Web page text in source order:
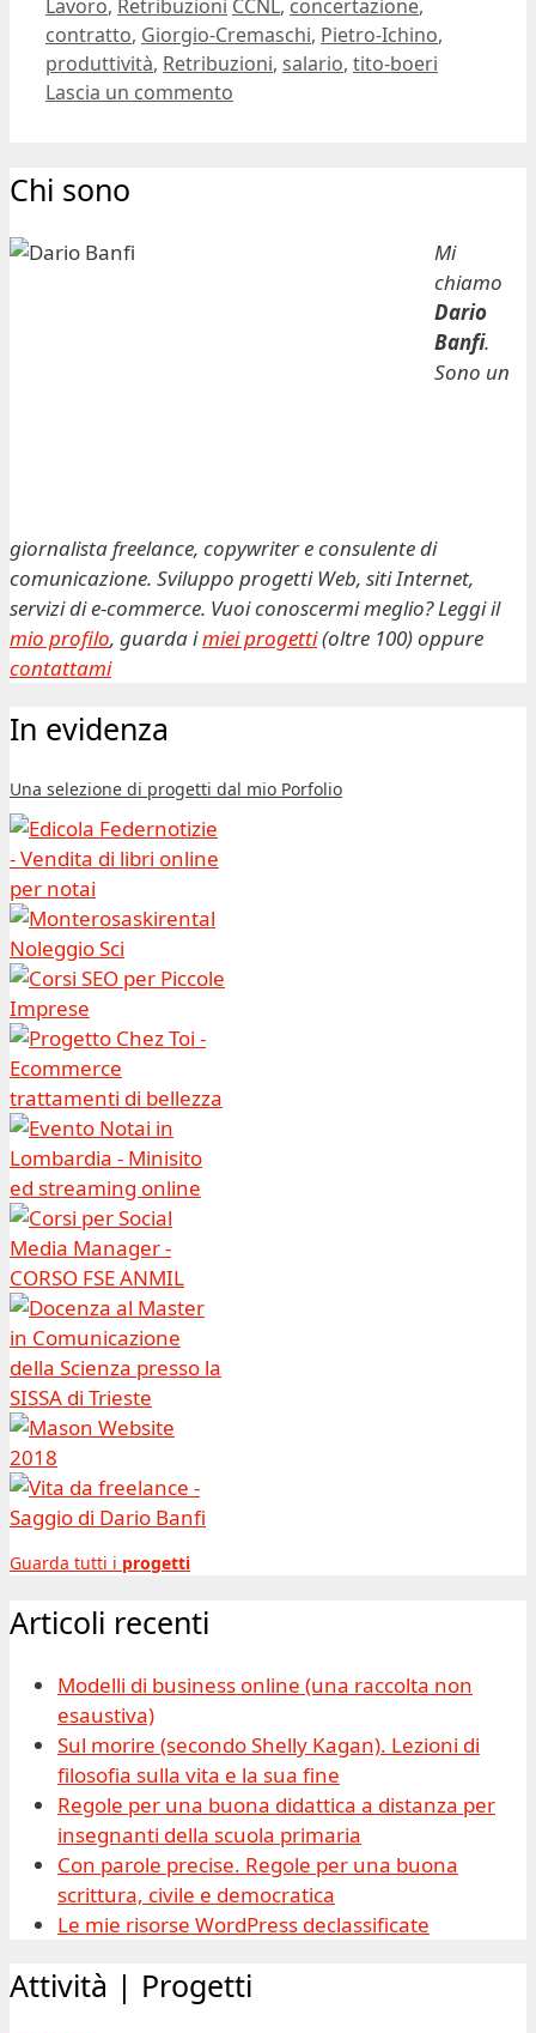
Lavoro, Retribuzioni CCNL, concertazione,
contratto, Giorgio-Cremaschi, Pietro-Ichino,
produttività, Retribuzioni, salario, tito-boeri
Lascia un commento
Chi sono
Mi
chiamo
Dario
Banfi.
Sono un
giornalista freelance, copywriter e consulente di
comunicazione. Sviluppo progetti Web, siti Internet,
servizi di e-commerce. Vuoi conoscermi meglio? Leggi il
mio profilo, guarda imiei progetti(oltre 100) oppure
contattami
In evidenza
Una selezione di progetti dal mio Porfolio
Guarda tutti i progetti
Articoli recenti
Modelli di business online (una raccolta non
esaustiva)
Sul morire (secondo Shelly Kagan). Lezioni di
filosofia sulla vita e la sua fine
Regole per una buona didattica a distanza per
insegnanti della scuola primaria
Con parole precise. Regole per una buona
scrittura, civile e democratica
Le mie risorse WordPress declassificate
Attività | Progetti